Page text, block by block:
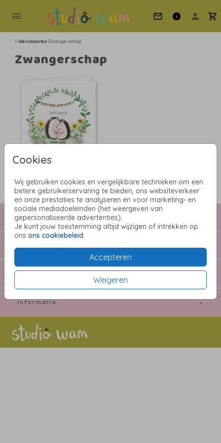
Cookies
Wij gebruiken cookies en vergelijkbare technieken om een
betere gebruikerservaring te bieden, ons websiteverkeer
en onze prestaties te analyseren en voor marketing- en
sociale mediadoeleinden (het weergeven van
gepersonaliseerde advertenties).
Je kunt jouw toestemming altijd wijzigen of intrekken op
ons ons cookiebeleid.
Accepteren
Weigeren
>Wenskaarten Zwangerschap
Zwangerschap
Collectie
Informatie